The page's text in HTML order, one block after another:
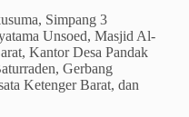
Simpang 3
Unsoed, Masjid Al-
Kantor Desa Pandak
Gerbang
Ketenger Barat, dan